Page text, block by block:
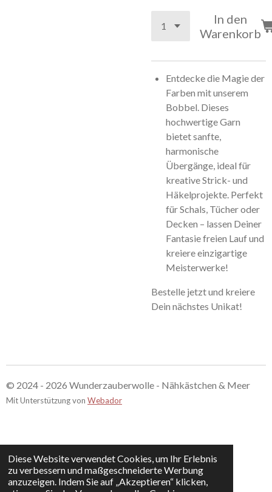
Diese Website verwendet Cookies, um Ihr Erlebnis
zu verbessern und maßgeschneiderte Werbung
anzuzeigen. Indem Sie auf „Akzeptieren“ klicken,
In den
Warenkorb
Entdecke die Magie der
Farben mit unserem
Bobbel. Dieses
hochwertige Garn
bietet sanfte,
harmonische
Übergänge, ideal für
kreative Strick- und
Häkelprojekte. Perfekt
für Schals, Tücher oder
Decken – lassen Deiner
Fantasie freien Lauf und
kreiere einzigartige
Meisterwerke!
Bestelle jetzt und kreiere
Dein nächstes Unikat!
© 2024 - 2026 Wunderzauberwolle - Nähkästchen & Meer
Mit Unterstützung von Webador